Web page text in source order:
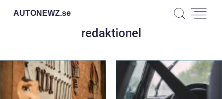
AUTONEWZ.se
redaktionel